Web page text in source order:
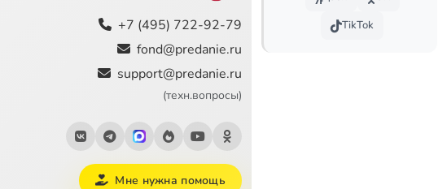
+7 (495) 722-92-79
fond@predanie.ru
support@predanie.ru
(техн.вопросы)
Мне нужна помощь
TikTok